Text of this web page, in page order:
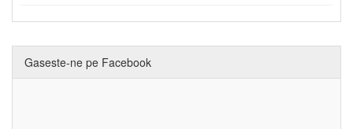
Gaseste-ne pe Facebook